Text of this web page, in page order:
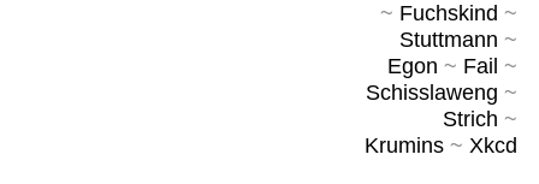
~ Fuchskind ~
Stuttmann ~
Egon ~ Fail ~
Schisslaweng ~
Strich ~
Krumins~ Xkcd